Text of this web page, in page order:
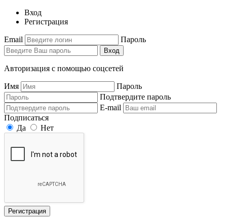
Вход
Регистрация
Email Пароль
Вход
Авторизация с помощью соцсетей
Имя
Пароль
Подтвердите пароль
E-mail
Подписаться
Да
Нет
Регистрация